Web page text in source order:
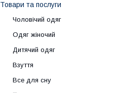
Товари та послуги
Чоловічий одяг
Одяг жіночий
Дитячий одяг
Взуття
Все для сну